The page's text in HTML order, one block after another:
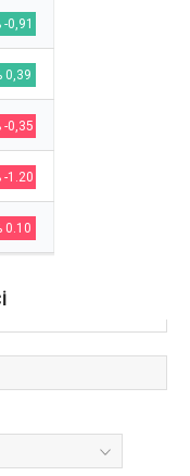
-0,91
0,39
-0,35
-1.20
0.10